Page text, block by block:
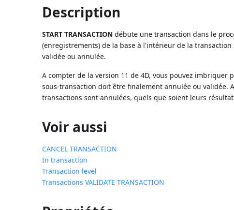
Description
START TRANSACTION débute une transaction dans le
(enregistrements) de la base à l'intérieur de la
validée ou annulée.
A compter de la version 11 de 4D, vous pouvez
sous-transaction doit être finalement annulée ou validée.
transactions sont annulées, quels que soient leurs
Voir aussi
CANCEL TRANSACTION
In transaction
Transaction level
Transactions VALIDATE TRANSACTION